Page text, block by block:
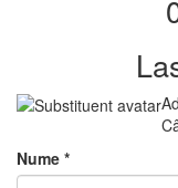
Nume *